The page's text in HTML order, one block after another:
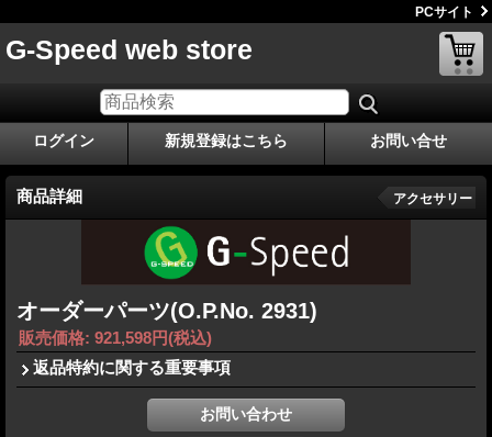
PCサイト
G-Speed web store
ログイン 新規登録はこちら お問い合せ
商品詳細 アクセサリー
オーダーパーツ(O.P.No. 2931)
販売価格: 921,598円(税込)
返品特約に関する重要事項